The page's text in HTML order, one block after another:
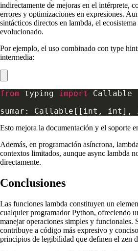
indirectamente de mejoras en el intérprete,
errores y optimizaciones en expresiones.
sintácticos directos en lambda, el
evolucionado.
Por ejemplo, el uso combinado con type
intermedia:
from typing import
sumar: Callable[[int,
Esto mejora la documentación y el soporte
Además, en programación asíncrona,
contextos limitados, aunque async lambda
directamente.
Conclusiones
Las funciones lambda constituyen un
cualquier programador Python, ofreciendo
manejar operaciones simples y funcionales.
contribuye a código más expresivo y
principios de legibilidad que definen el zen